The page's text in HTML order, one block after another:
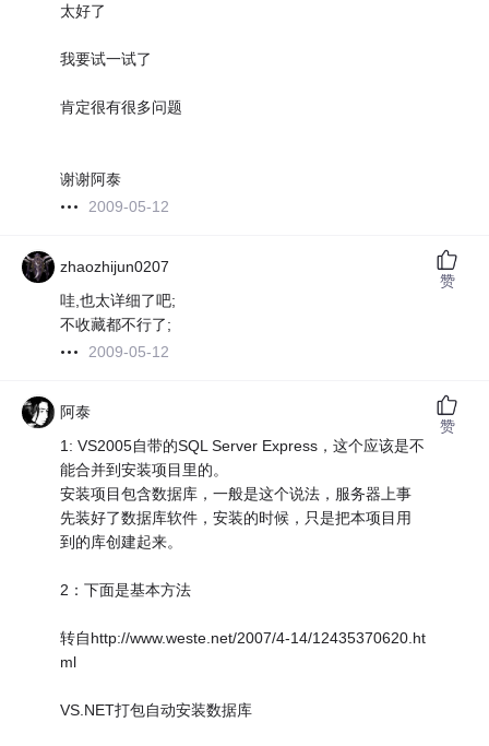
太好了
我要试一试了
肯定很有很多问题
谢谢阿泰
2009-05-12
zhaozhijun0207
哇,也太详细了吧;
不收藏都不行了;
2009-05-12
赞
阿泰
1: VS2005自带的SQL Server Express，这个应该是不
能合并到安装项目里的。
安装项目包含数据库，一般是这个说法，服务器上事
先装好了数据库软件，安装的时候，只是把本项目用
到的库创建起来。
2：下面是基本方法
转自http://www.weste.net/2007/4-14/12435370620.ht
ml
VS.NET打包自动安装数据库
赞